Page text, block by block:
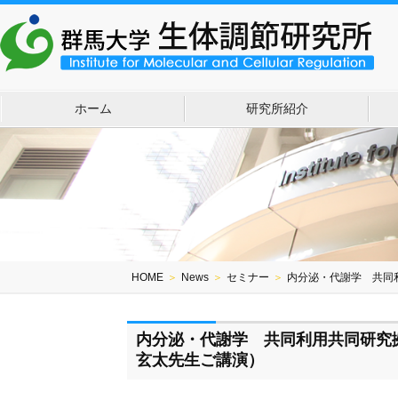
ホーム 研究所紹介
HOME ＞ News ＞ セミナー ＞ 内分泌・代謝学 共同
内分泌・代謝学 共同利用共同研究
玄太先生ご講演）